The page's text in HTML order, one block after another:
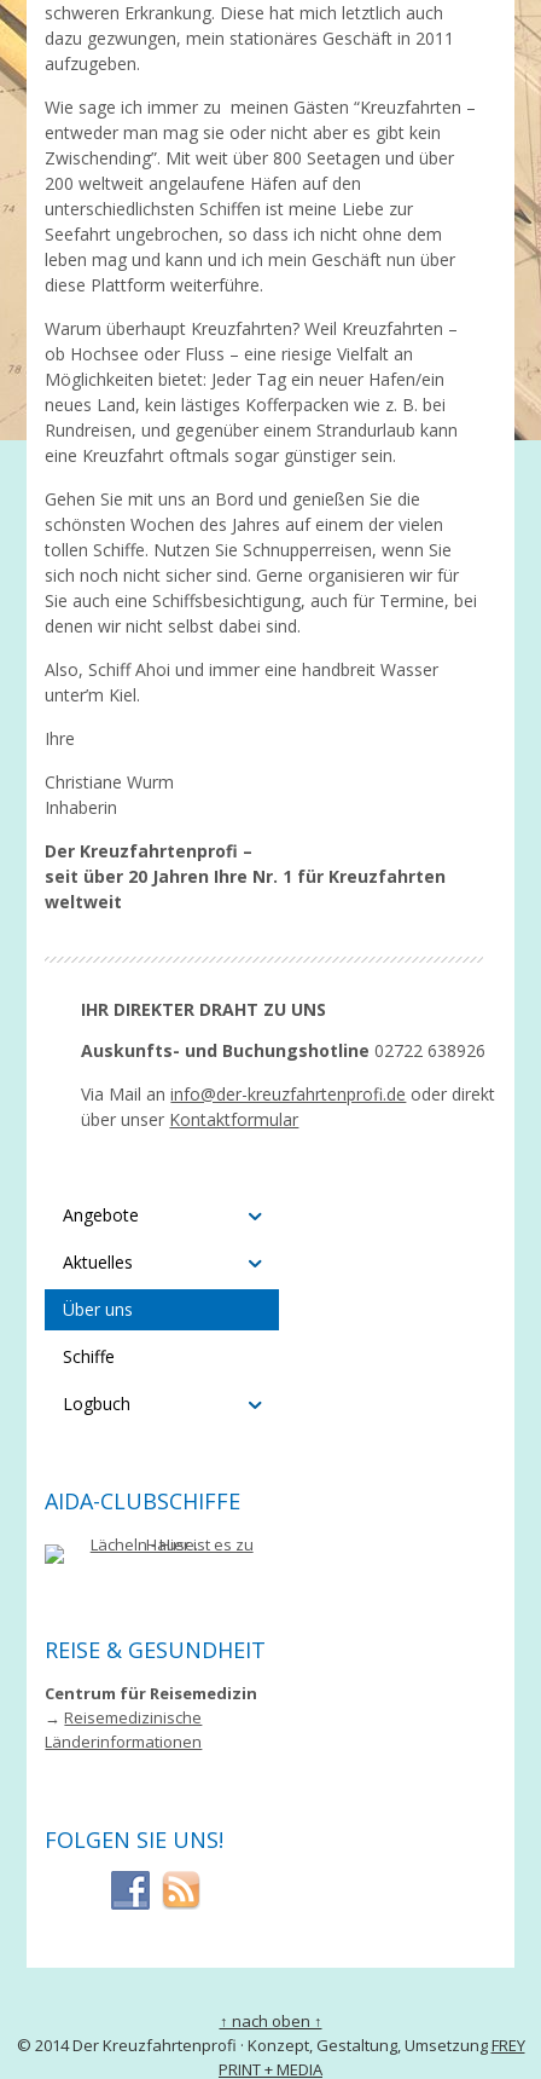
schweren Erkrankung. Diese hat mich letztlich auch
dazu gezwungen, mein stationäres Geschäft in 2011
aufzugeben.
Wie sage ich immer zu meinen Gästen “Kreuzfahrten –
entweder man mag sie oder nicht aber es gibt kein
Zwischending”. Mit weit über 800 Seetagen und über
200 weltweit angelaufene Häfen auf den
unterschiedlichsten Schiffen ist meine Liebe zur
Seefahrt ungebrochen, so dass ich nicht ohne dem
leben mag und kann und ich mein Geschäft nun über
diese Plattform weiterführe.
Warum überhaupt Kreuzfahrten? Weil Kreuzfahrten –
ob Hochsee oder Fluss – eine riesige Vielfalt an
Möglichkeiten bietet: Jeder Tag ein neuer Hafen/ein
neues Land, kein lästiges Kofferpacken wie z. B. bei
Rundreisen, und gegenüber einem Strandurlaub kann
eine Kreuzfahrt oftmals sogar günstiger sein.
Gehen Sie mit uns an Bord und genießen Sie die
schönsten Wochen des Jahres auf einem der vielen
tollen Schiffe. Nutzen Sie Schnupperreisen, wenn Sie
sich noch nicht sicher sind. Gerne organisieren wir für
Sie auch eine Schiffsbesichtigung, auch für Termine, bei
denen wir nicht selbst dabei sind.
Also, Schiff Ahoi und immer eine handbreit Wasser
unter’m Kiel.
Ihre
Christiane Wurm
Inhaberin
Der Kreuzfahrtenprofi –
seit über 20 Jahren Ihre Nr. 1 für Kreuzfahrten
weltweit
IHR DIREKTER DRAHT ZU UNS
Auskunfts- und Buchungshotline 02722 638926
Via Mail aninfo@der-kreuzfahrtenprofi.de oder direkt
über unser Kontaktformular
Angebote
Aktuelles
Über uns
Schiffe
Logbuch
AIDA-CLUBSCHIFFE
REISE & GESUNDHEIT
Centrum für Reisemedizin
→Reisemedizinische
Länderinformationen
FOLGEN SIE UNS!
↑ nach oben ↑
© 2014 Der Kreuzfahrtenprofi · Konzept, Gestaltung, UmsetzungFREY
PRINT + MEDIA